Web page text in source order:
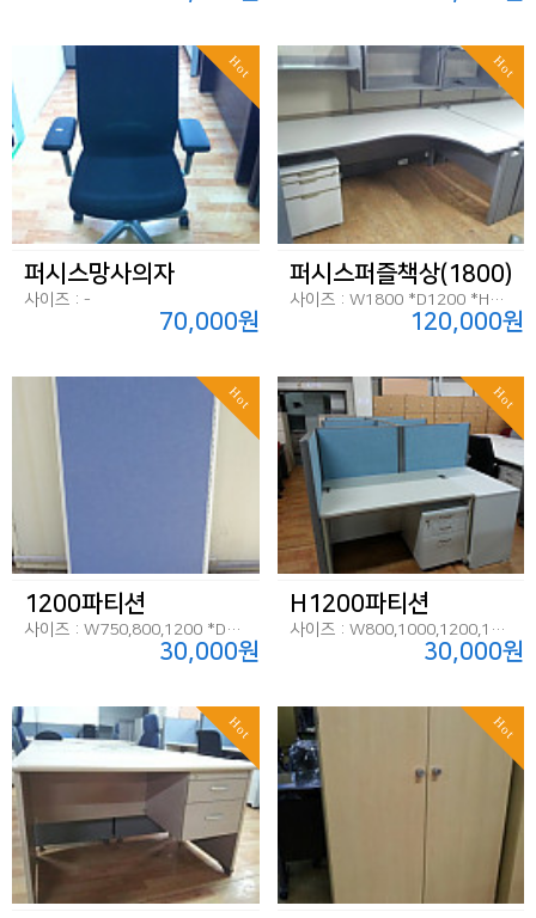
Hot
퍼시스망사의자
사이즈 : -
70,000원
Hot
퍼시스퍼즐책상(1800)
사이즈 : W1800 *D1200 *H720
120,000원
Hot
1200파티션
사이즈 : W750,800,1200 *D45 *H1200
30,000원
Hot
H1200파티션
사이즈 : W800,1000,1200,1600 *D45 *H1200
30,000원
Hot Hot